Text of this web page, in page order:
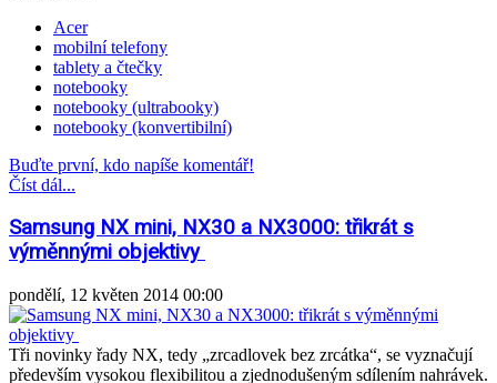
Acer
mobilní telefony
tablety a čtečky
notebooky
notebooky (ultrabooky)
notebooky (konvertibilní)
Buďte první, kdo napíše komentář!
Číst dál...
Samsung NX mini, NX30 a NX3000: třikrát s
výměnnými objektivy
pondělí, 12 květen 2014 00:00
Tři novinky řady NX, tedy „zrcadlovek bez zrcátka“, se vyznačují
především vysokou flexibilitou a zjednodušeným sdílením nahrávek.